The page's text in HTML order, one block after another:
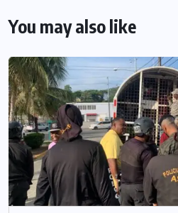
You may also like